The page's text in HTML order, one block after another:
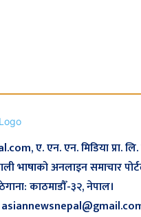
ए. एन. एन. मिडिया प्रा. लि.
भाषाको अनलाइन समाचार
काठमाडौँ-३२, नेपाल।